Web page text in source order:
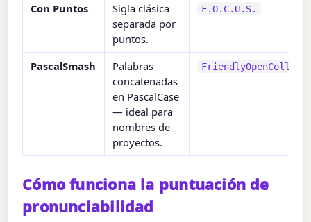
Con Puntos
Sigla clásica
separada por
puntos.
F.O.C.U.S.
PascalSmash
Palabras
concatenadas
en PascalCase
— ideal para
nombres de
proyectos.
Cómo funciona la puntuación de
pronunciabilidad